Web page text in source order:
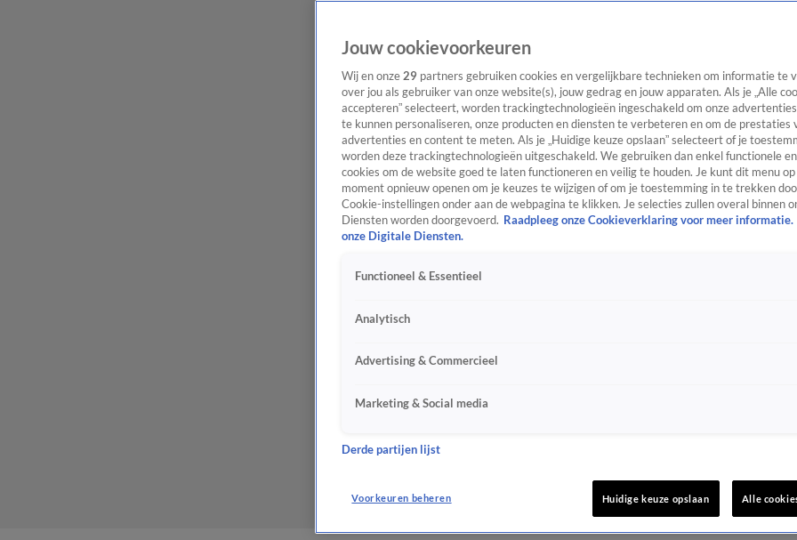
Jouw cookievoorkeuren
Wij en onze 29 partners gebruiken cookies en vergelijkbare technieken om informatie te
over jou als gebruiker van onze website(s), jouw gedrag en jouw apparaten. Als je „Alle
accepteren” selecteert, worden trackingtechnologieën ingeschakeld om onze
te kunnen personaliseren, onze producten en diensten te verbeteren en om de prestaties
advertenties en content te meten. Als je „Huidige keuze opslaan” selecteert of je
worden deze trackingtechnologieën uitgeschakeld. We gebruiken dan enkel functionele
cookies om de website goed te laten functioneren en veilig te houden. Je kunt dit menu
moment opnieuw openen om je keuzes te wijzigen of om je toestemming in te trekken
Cookie-instellingen onder aan de webpagina te klikken. Je selecties zullen overal binnen
Diensten worden doorgevoerd. Raadpleeg onze Cookieverklaring voor meer informatie.
onze Digitale Diensten.
Functioneel & Essentieel
Analytisch
Advertising & Commercieel
Marketing & Social media
Derde partijen lijst
Voorkeuren beheren Huidige keuze opslaan Alle